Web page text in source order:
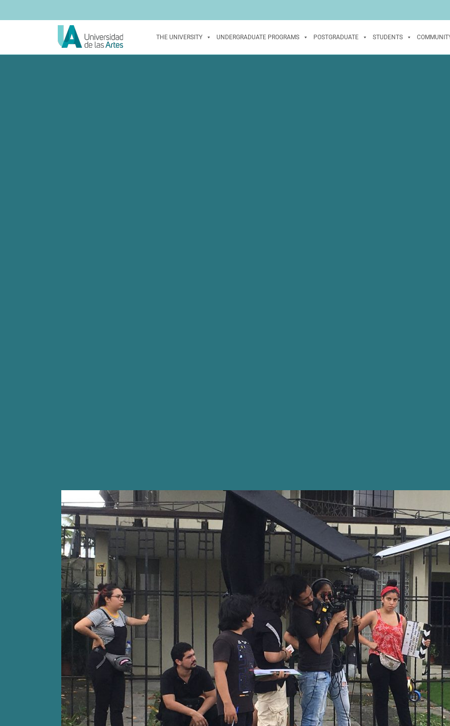
THE UNIVERSITY UNDERGRADUATE PROGRAMS POSTGRADUATE STUDENTS